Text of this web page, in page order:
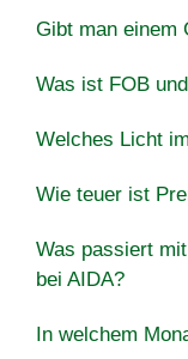
Gibt man einem
Was ist FOB
Welches Licht
Wie teuer ist
Was passiert
bei AIDA?
In welchem